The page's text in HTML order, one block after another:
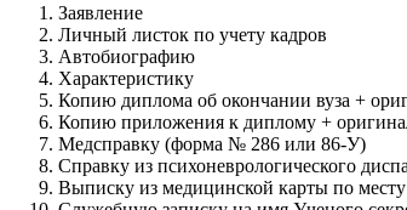
Заявление
Личный листок по учету кадров
Автобиографию
Характеристику
Копию диплома об окончании вуза +
Копию приложения к диплому +
Медсправку (форма № 286 или 86-У)
Справку из психоневрологического
Выписку из медицинской карты по месту